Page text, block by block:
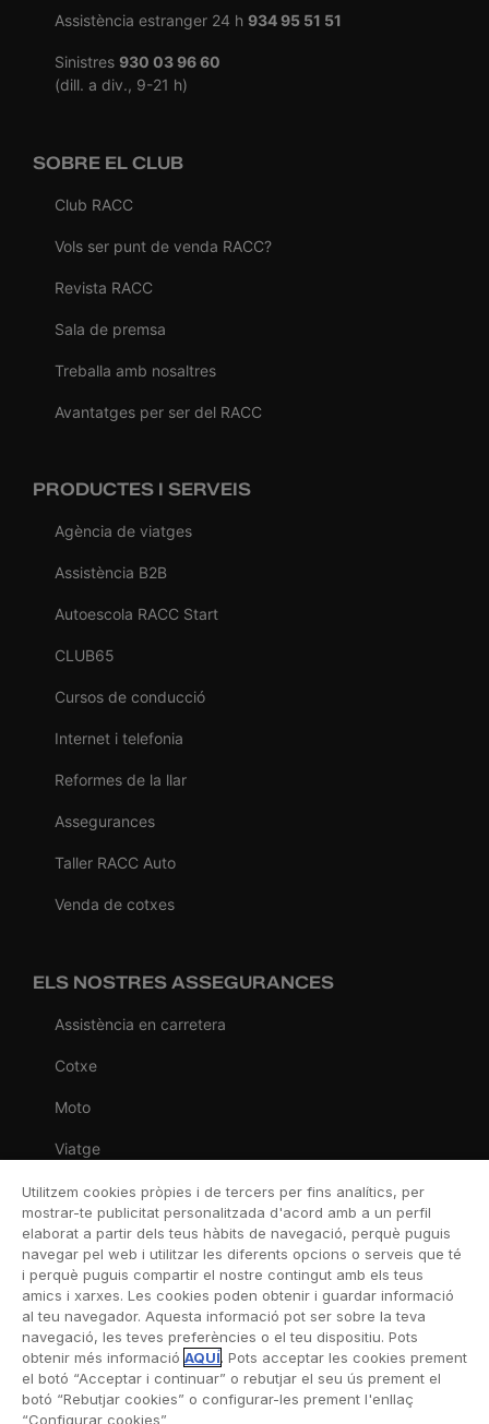
Assistència estranger 24 h 934 95 51 51
Sinistres 930 03 96 60
(dill. a div., 9-21 h)
SOBRE EL CLUB
Club RACC
Vols ser punt de venda RACC?
Revista RACC
Sala de premsa
Treballa amb nosaltres
Avantatges per ser del RACC
PRODUCTES I SERVEIS
Agència de viatges
Assistència B2B
Autoescola RACC Start
CLUB65
Cursos de conducció
Internet i telefonia
Reformes de la llar
Assegurances
Taller RACC Auto
Venda de cotxes
ELS NOSTRES ASSEGURANCES
Assistència en carretera
Cotxe
Moto
Viatge
Llar
Vida
Decessos
Dental
Esportiva
Esquí
Utilitzem cookies pròpies i de tercers per fins analítics, per
mostrar-te publicitat personalitzada d'acord amb a un perfil
elaborat a partir dels teus hàbits de navegació, perquè puguis
navegar pel web i utilitzar les diferents opcions o serveis que té
i perquè puguis compartir el nostre contingut amb els teus
amics i xarxes. Les cookies poden obtenir i guardar informació
al teu navegador. Aquesta informació pot ser sobre la teva
navegació, les teves preferències o el teu dispositiu. Pots
obtenir més informació AQUÍ. Pots acceptar les cookies prement
el botó “Acceptar i continuar” o rebutjar el seu ús prement el
botó “Rebutjar cookies” o configurar-les prement l'enllaç
“Configurar cookies”